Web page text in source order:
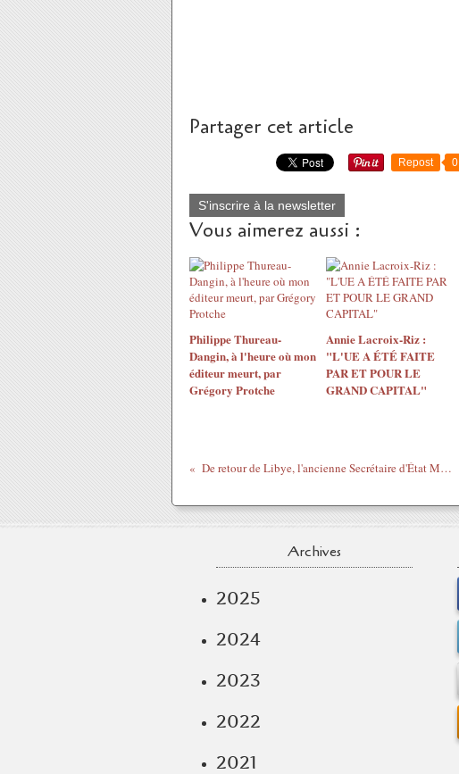
Partager cet article
Repost 0
S'inscrire à la newsletter
Vous aimerez aussi :
Philippe Thureau-
Dangin, à l'heure où mon
éditeur meurt, par
Grégory Protche
Annie Lacroix-Riz :
"L'UE A ÉTÉ FAITE
PAR ET POUR LE
GRAND CAPITAL"
De retour de Libye, l'ancienne Secrétaire d'État Margie Sudre estime que l'opération est un échec...
Archives
2025
2024
2023
2022
2021